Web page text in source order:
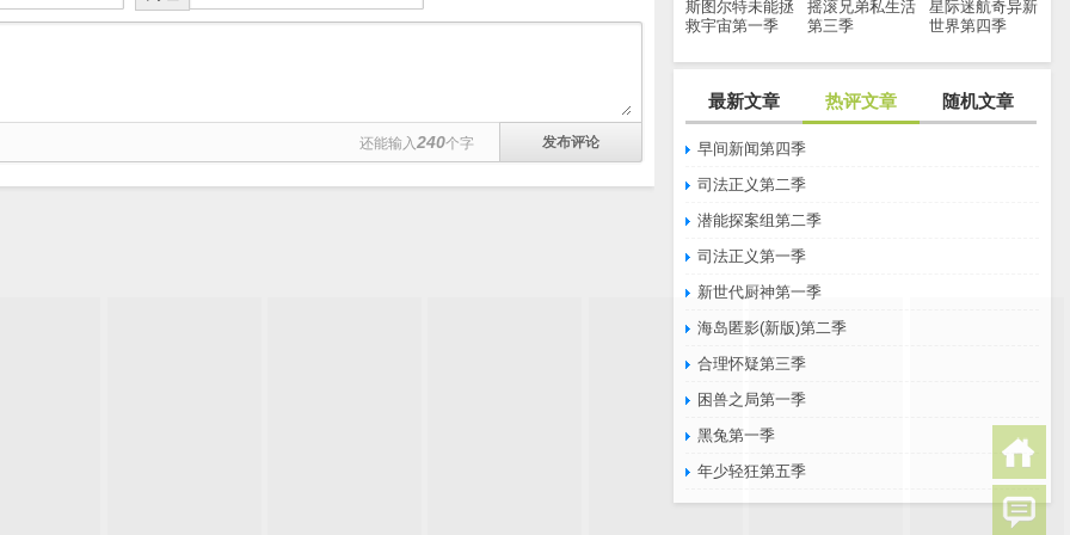
斯图尔特未能拯
救宇宙第一季
摇滚兄弟私生活
第三季
星际迷航奇异新
世界第四季
最新文章 热评文章 随机文章
早间新闻第四季
司法正义第二季
潜能探案组第二季
司法正义第一季
新世代厨神第一季
海岛匿影(新版)第二季
合理怀疑第三季
困兽之局第一季
黑兔第一季
年少轻狂第五季
还能输入240个字